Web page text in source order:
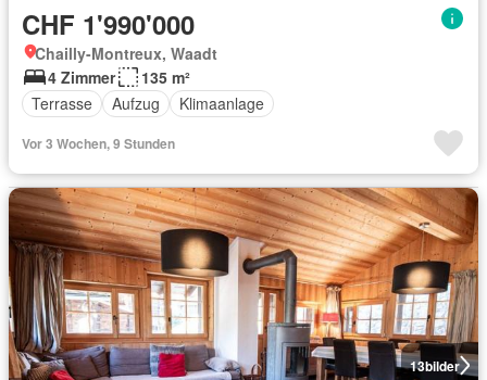
CHF 1'990'000
Chailly-Montreux, Waadt
4 Zimmer
135 m²
Terrasse
Aufzug Klimaanlage
Vor 3 Wochen, 9 Stunden
13bilder